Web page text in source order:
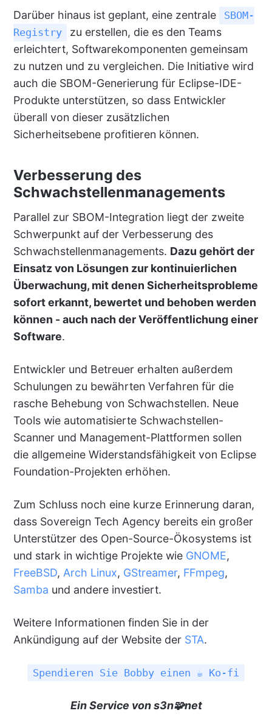
Darüber hinaus ist geplant, eine zentrale
SBOM-
Registry
zu erstellen, die es den Teams
erleichtert, Softwarekomponenten gemeinsam
zu nutzen und zu vergleichen. Die Initiative wird
auch die SBOM-Generierung für Eclipse-IDE-
Produkte unterstützen, so dass Entwickler
überall von dieser zusätzlichen
Sicherheitsebene profitieren können.
Verbesserung des
Schwachstellenmanagements
Parallel zur SBOM-Integration liegt der zweite
Schwerpunkt auf der Verbesserung des
Schwachstellenmanagements. Dazu gehört der
Einsatz von Lösungen zur kontinuierlichen
Überwachung, mit denen Sicherheitsprobleme
sofort erkannt, bewertet und behoben werden
können - auch nach der Veröffentlichung einer
Software.
Entwickler und Betreuer erhalten außerdem
Schulungen zu bewährten Verfahren für die
rasche Behebung von Schwachstellen. Neue
Tools wie automatisierte Schwachstellen-
Scanner und Management-Plattformen sollen
die allgemeine Widerstandsfähigkeit von Eclipse
Foundation-Projekten erhöhen.
Zum Schluss noch eine kurze Erinnerung daran,
dass Sovereign Tech Agency bereits ein großer
Unterstützer des Open-Source-Ökosystems ist
und stark in wichtige Projekte wie GNOME,
FreeBSD, Arch Linux, GStreamer, FFmpeg,
Samba und andere investiert.
Weitere Informationen finden Sie in der
Ankündigung auf der Website der STA.
Spendieren Sie Bobby einen ☕ Ko-fi
Ein Service von s3n🧩net